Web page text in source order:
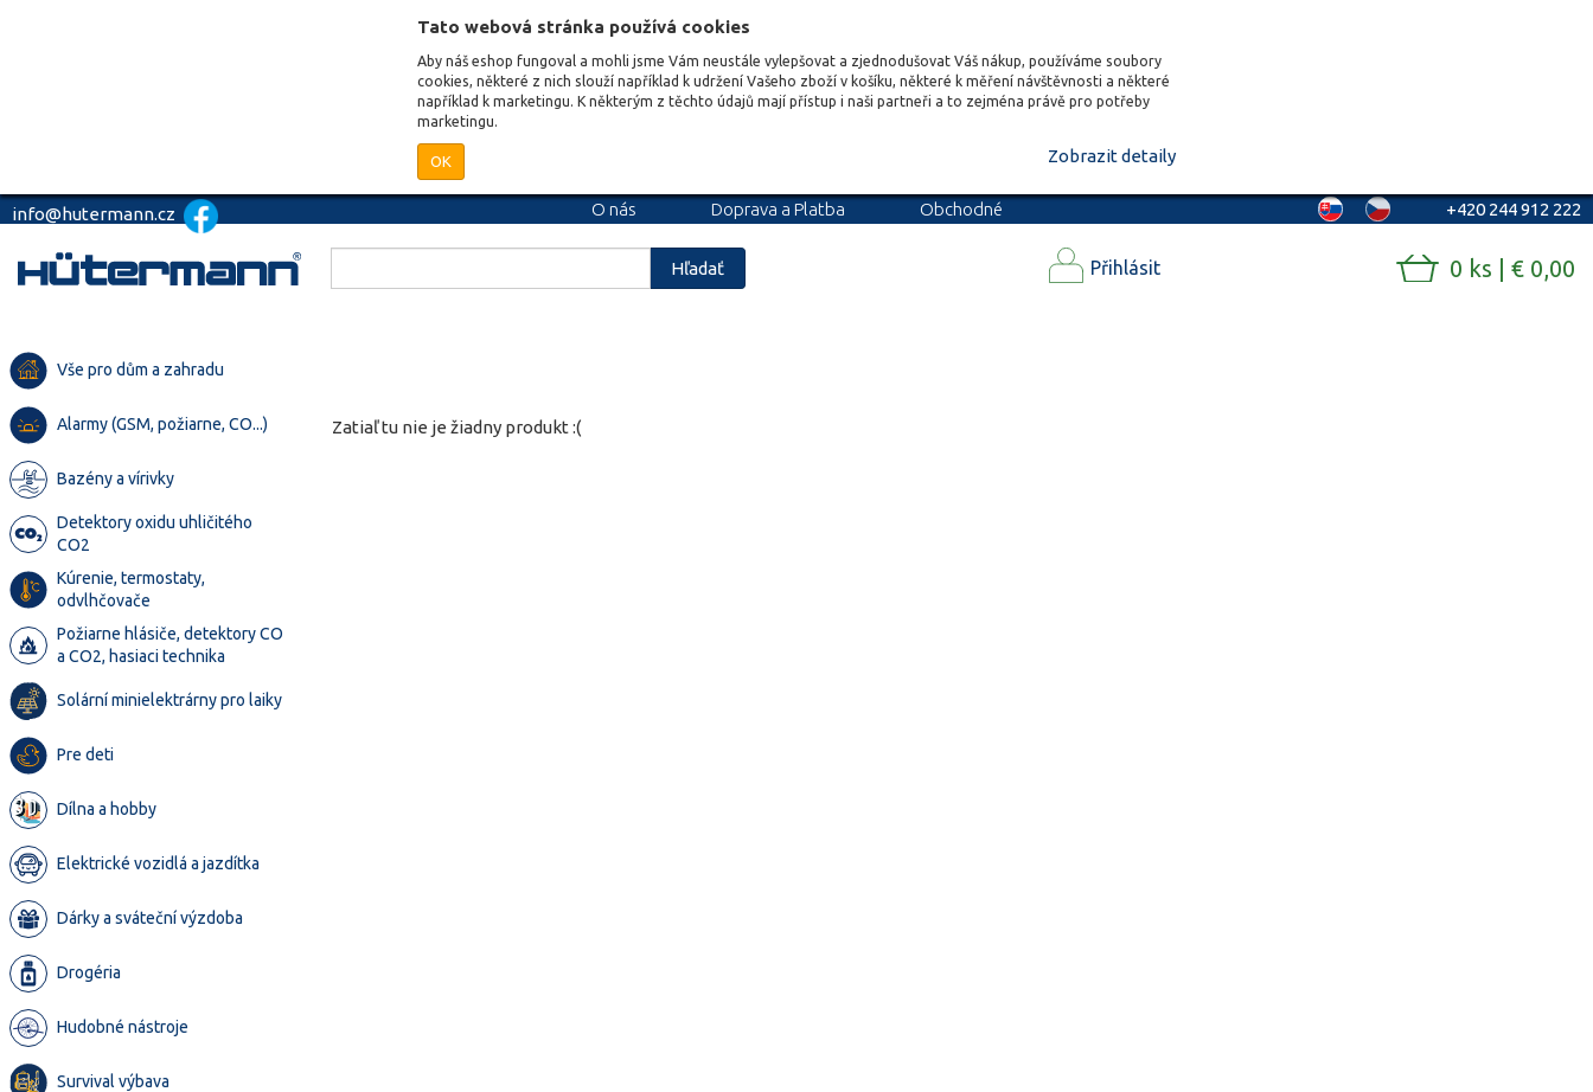
Tato webová stránka používá cookies
Aby náš eshop fungoval a mohli jsme Vám neustále vylepšovat a zjednodušovat Váš nákup, používáme soubory
cookies, některé z nich slouží například k udržení Vašeho zboží v košíku, některé k měření návštěvnosti a některé
například k marketingu. K některým z těchto údajů mají přístup i naši partneři a to zejména právě pro potřeby
marketingu.
OK Zobrazit detaily
info@hutermann.cz O nás Doprava a Platba
Obchodné
+420 244 912 222
Hľadať Přihlásit 0 ks | € 0,00
Vše pro dům a zahradu
Alarmy (GSM, požiarne, CO...)
Bazény a vírivky
Detektory oxidu uhličitého
CO2
Kúrenie, termostaty,
odvlhčovače
Požiarne hlásiče, detektory CO
a CO2, hasiaci technika
Solární minielektrárny pro laiky
Pre deti
Dílna a hobby
Elektrické vozidlá a jazdítka
Dárky a sváteční výzdoba
Drogéria
Hudobné nástroje
Survival výbava
Zatiaľ tu nie je žiadny produkt :(